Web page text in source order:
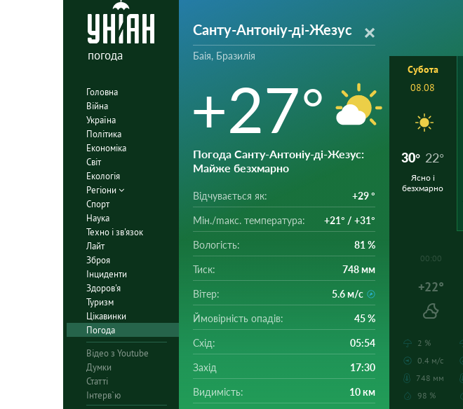
погода
Головна
Війна
Україна
Політика
Економіка
Світ
Екологія
Регіони
Спорт
Наука
Техно і зв'язок
Лайт
Зброя
Інциденти
Здоров'я
Туризм
Цікавинки
Погода
Відео з Youtube
Думки
Статті
Інтерв`ю
Санту-Антоніу-ді-Жезус
Баія, Бразилія
+27°
Погода Санту-Антоніу-ді-Жезус:
Майже безхмарно
Відчувається як: +29 °
Мін./mакс. температура: +21° / +31°
Вологість: 81 %
Тиск: 748 мм
Вітер: 5.6 м/с
Ймовірність опадів: 45 %
Схід: 05:54
Захід 17:30
Видимість: 10 км
Субота
08.08
30° 22°
Ясно і
безхмарно
00:00
+22°
2 %
0.4 м/с
748 мм
98 %